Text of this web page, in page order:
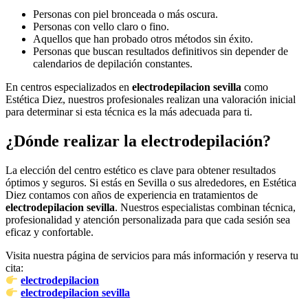
Personas con piel bronceada o más oscura.
Personas con vello claro o fino.
Aquellos que han probado otros métodos sin éxito.
Personas que buscan resultados definitivos sin depender de
calendarios de depilación constantes.
En centros especializados en electrodepilacion sevilla como
Estética Diez, nuestros profesionales realizan una valoración inicial
para determinar si esta técnica es la más adecuada para ti.
¿Dónde realizar la electrodepilación?
La elección del centro estético es clave para obtener resultados
óptimos y seguros. Si estás en Sevilla o sus alrededores, en Estética
Diez contamos con años de experiencia en tratamientos de
electrodepilacion sevilla. Nuestros especialistas combinan técnica,
profesionalidad y atención personalizada para que cada sesión sea
eficaz y confortable.
Visita nuestra página de servicios para más información y reserva tu
cita:
electrodepilacion
electrodepilacion sevilla